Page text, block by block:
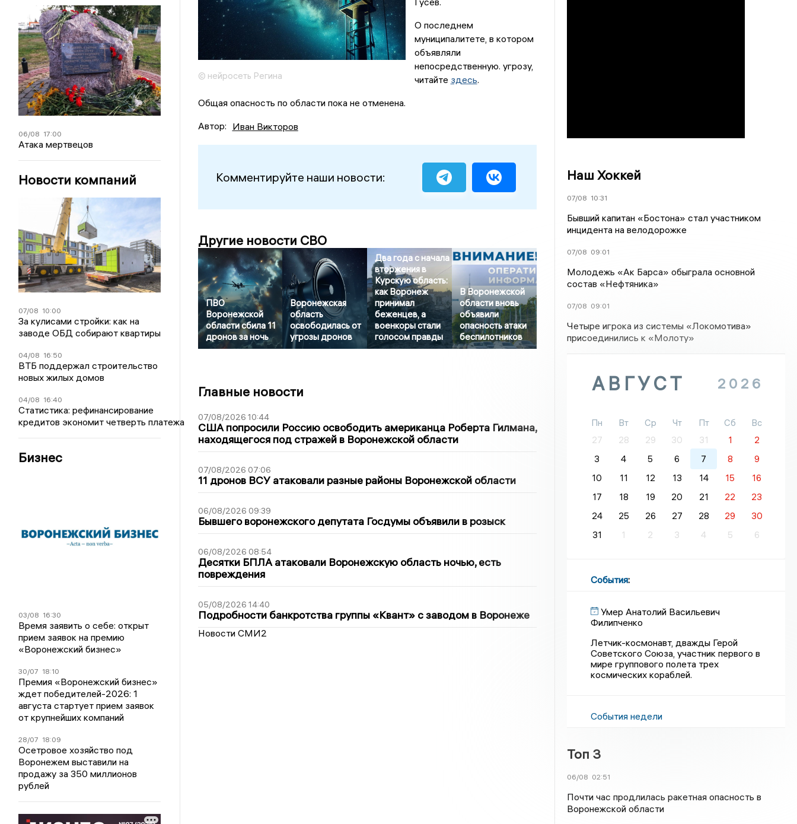
06/08 17:00
Атака мертвецов
Новости компаний
07/08 10:00
За кулисами стройки: как на
заводе ОБД собирают квартиры
04/08 16:50
ВТБ поддержал строительство
новых жилых домов
04/08 16:40
Статистика: рефинансирование
кредитов экономит четверть платежа
Бизнес
03/08 16:30
Время заявить о себе: открыт
прием заявок на премию
«Воронежский бизнес»
30/07 18:10
Премия «Воронежский бизнес»
ждет победителей-2026: 1
августа стартует прием заявок
от крупнейших компаний
28/07 18:09
Осетровое хозяйство под
Воронежем выставили на
продажу за 350 миллионов
рублей
© нейросеть Регина
О последнем
муниципалитете, в котором
объявляли
непосредственную. угрозу,
читайте здесь.
Общая опасность по области пока не отменена.
Автор: Иван Викторов
Комментируйте наши новости:
Другие новости СВО
ПВО
Воронежской
области сбила 11
дронов за ночь
Воронежская
область
освободилась от
угрозы дронов
Два года с начала
вторжения в
Курскую область:
как Воронеж
принимал
беженцев, а
военкоры стали
голосом правды
В Воронежской
области вновь
объявили
опасность атаки
беспилотников
Главные новости
07/08/2026 10:44
США попросили Россию освободить американца Роберта Гилмана,
находящегося под стражей в Воронежской области
07/08/2026 07:06
11 дронов ВСУ атаковали разные районы Воронежской области
06/08/2026 09:39
Бывшего воронежского депутата Госдумы объявили в розыск
06/08/2026 08:54
Десятки БПЛА атаковали Воронежскую область ночью, есть
повреждения
05/08/2026 14:40
Подробности банкротства группы «Квант» с заводом в Воронеже
Новости СМИ2
Наш Хоккей
07/08 10:31
Бывший капитан «Бостона» стал участником
инцидента на велодорожке
07/08 09:01
Молодежь «Ак Барса» обыграла основной
состав «Нефтяника»
07/08 09:01
Четыре игрока из системы «Локомотива»
присоединились к «Молоту»
АВГУСТ 2026
Пн Вт Ср Чт Пт Сб
Вс
27
28 29 30 31 1
2
3
4 5 6 7 8
9
10
11 12 13 14 15
16
17
18 19 20 21 22
23
24
25 26 27 28 29
30
31
1 2 3 4 5 6
События:
Умер Анатолий Васильевич
Филипченко
Летчик-космонавт, дважды Герой
Советского Союза, участник первого в
мире группового полета трех
космических кораблей.
События недели
Топ 3
06/08 02:51
Почти час продлилась ракетная опасность в
Воронежской области